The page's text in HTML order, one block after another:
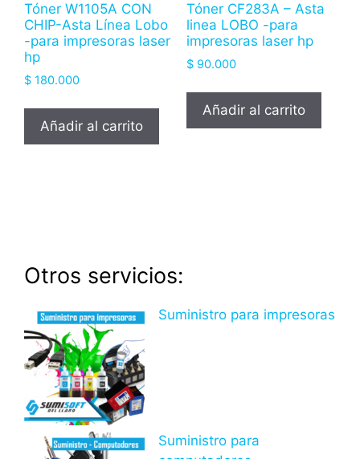
Tóner W1105A CON
CHIP-Asta Línea Lobo
-para impresoras laser
hp
$ 180.000
Añadir al carrito
Tóner CF283A – Asta
linea LOBO -para
impresoras laser hp
$90.000
Añadir al carrito
Otros servicios:
Suministro para impresoras
Suministro para